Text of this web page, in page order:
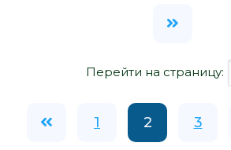
Перейти на страницу:
1 2 3